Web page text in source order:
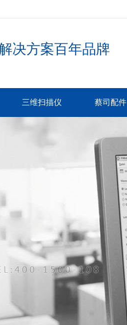
决方案百年品牌
三维扫描仪 蔡司配件